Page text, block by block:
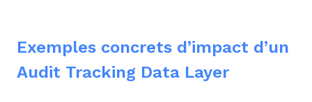
Exemples concrets d’impact d’un
Audit Tracking Data Layer